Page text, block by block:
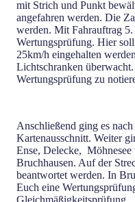
mit Strich und Punkt
angefahren werden. Die
werden. Mit Fahrauftrag 5.
Wertungsprüfung. Hier
25km/h eingehalten
Lichtschranken
Wertungsprüfung zu
Anschließend ging es
Kartenausschnitt. Weiter
Ense, Delecke,
Bruchhausen. Auf der
beantwortet werden. In
Euch eine